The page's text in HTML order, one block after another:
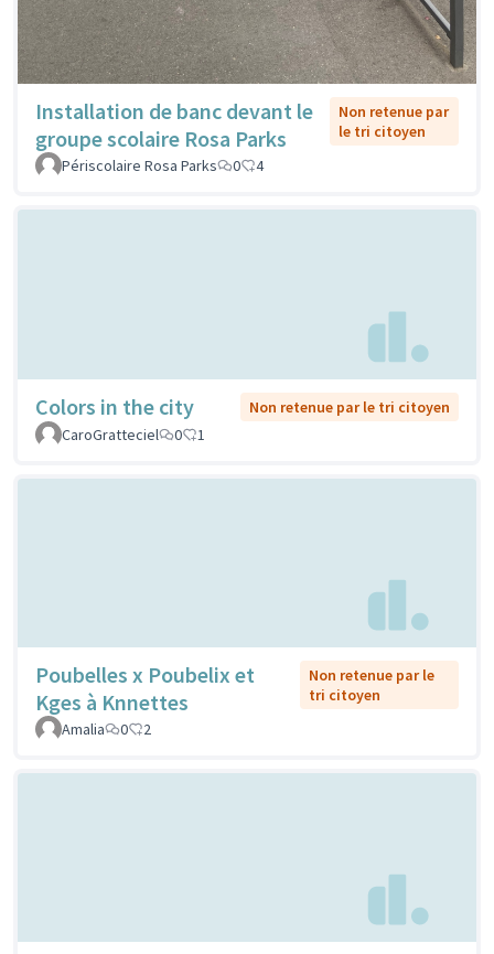
Installation de banc devant le
groupe scolaire Rosa Parks
Non retenue par
le tri citoyen
Périscolaire Rosa Parks
0 4
Colors in the city
Non retenue par le tri citoyen
CaroGratteciel
0 1
Poubelles x Poubelix et
Kges à Knnettes
Non retenue par le
tri citoyen
Amalia
0 2